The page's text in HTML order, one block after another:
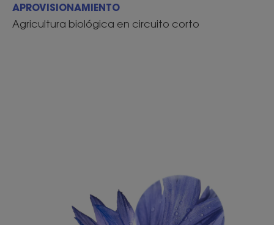
APROVISIONAMIENTO
Agricultura biológica en circuito corto